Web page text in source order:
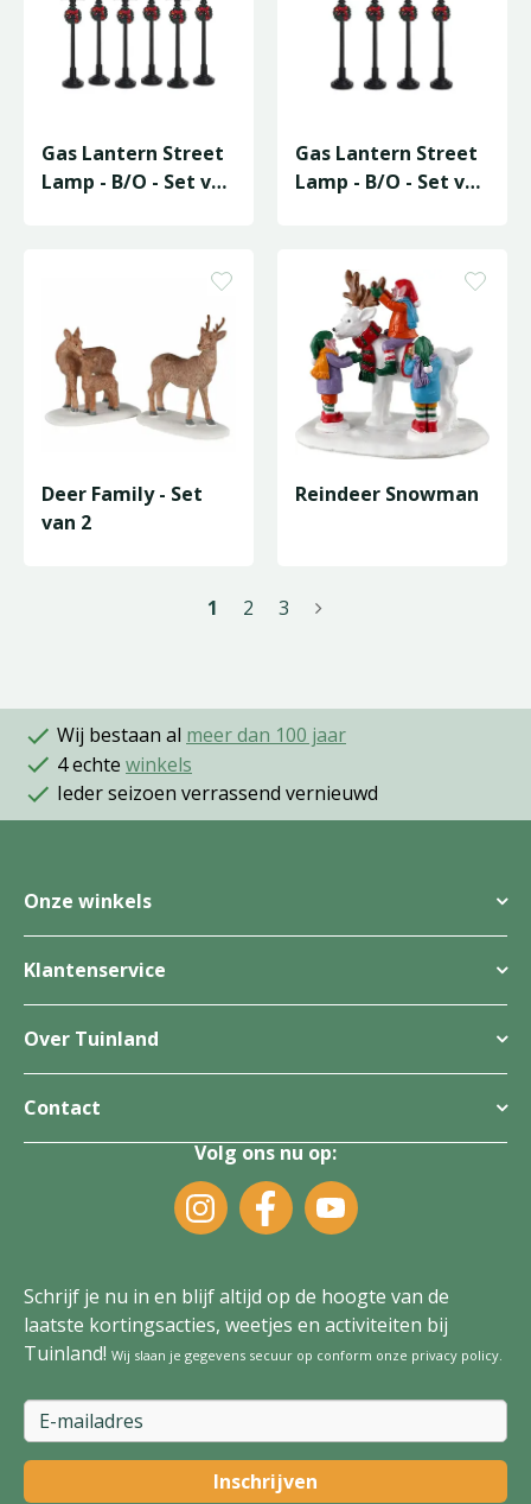
Gas Lantern Street
Lamp - B/O - Set van
Gas Lantern Street
Lamp - B/O - Set van
Deer Family - Set
van 2
Reindeer Snowman
1 2 3
Wij bestaan al meer dan 100 jaar
4 echte winkels
Ieder seizoen verrassend vernieuwd
Onze winkels
Klantenservice
Over Tuinland
Contact
Volg ons nu op:
Schrijf je nu in en blijf altijd op de hoogte van de
laatste kortingsacties, weetjes en activiteiten bij
Tuinland! Wij slaan je gegevens secuur op conform onze privacy policy.